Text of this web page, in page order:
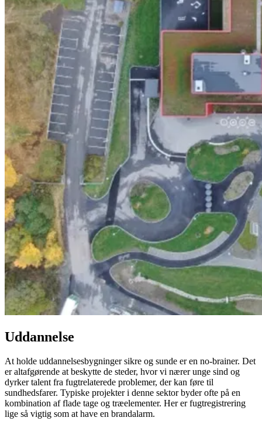
Uddannelse
At holde uddannelsesbygninger sikre og sunde er en no-brainer. Det
er altafgørende at beskytte de steder, hvor vi nærer unge sind og
dyrker talent fra fugtrelaterede problemer, der kan føre til
sundhedsfarer. Typiske projekter i denne sektor byder ofte på en
kombination af flade tage og træelementer. Her er fugtregistrering
lige så vigtig som at have en brandalarm.